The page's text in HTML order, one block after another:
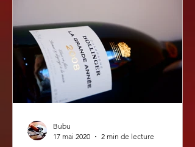
Bubu
17 mai 2020
2 min de lecture